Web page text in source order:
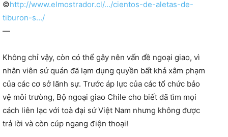
©http://www.elmostrador.cl/…/cientos-de-aletas-de-
tiburon-s…/
—
Không chỉ vậy, còn có thể gây nên vấn đề ngoại giao, vì
nhân viên sứ quán đã lạm dụng quyền bất khả xâm phạm
của các cơ sở lãnh sự. Trước áp lực của các tổ chức bảo
vệ môi trưòng, Bộ ngoại giao Chile cho biết đã tìm mọi
cách liên lạc với toà đại sứ Việt Nam nhưng không được
trả lời và còn cúp ngang điện thoại!